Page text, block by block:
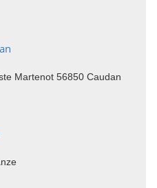
Martenot 56850 Caudan